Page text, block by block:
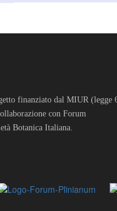
finanziato dal MIUR
con Forum
Botanica Italiana.